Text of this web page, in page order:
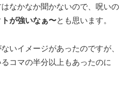
なかなか聞かないので、呪いの
が強いなぁ〜とも思います。
いイメージがあったのですが、
コマの半分以上もあったのに